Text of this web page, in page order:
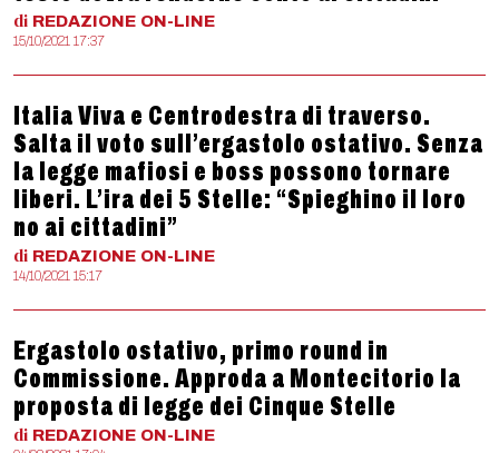
di REDAZIONE ON-LINE
15/10/2021 17:37
Italia Viva e Centrodestra di traverso.
Salta il voto sull’ergastolo ostativo. Senza
la legge mafiosi e boss possono tornare
liberi. L’ira dei 5 Stelle: “Spieghino il loro
no ai cittadini”
di REDAZIONE ON-LINE
14/10/2021 15:17
Ergastolo ostativo, primo round in
Commissione. Approda a Montecitorio la
proposta di legge dei Cinque Stelle
di REDAZIONE ON-LINE